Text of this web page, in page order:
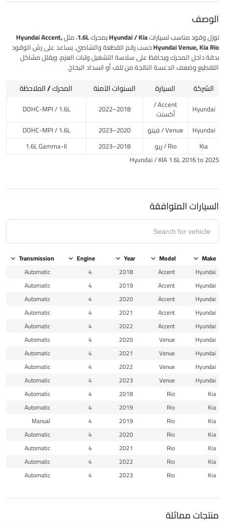
الوصف
نوزل وقودمناسب لسياراتHyundai / Kiaبمحرك1.6L، مثلHyundai Accent,
Hyundai Venue, Kia Rioحسب رقم القطعة والشاصي. يساعد على رش الوقود
بدقة داخل المحرك ويحافظ على سلاسة التشغيل وثبات العزم، ويقلل مشاكل
التقطيع وضعف الدعسة الناتجة من تلف أو انسداد البخاخ.
الشركة السيارة السنوات الآمنة المحرك / الملاحظة
Hyundai
Accent /
أكسنت 2018–2022
DOHC-MPI / 1.6L
Hyundai
Venue / فينو 2020–2023
DOHC-MPI / 1.6L
Kia
Rio / ريو 2018–2023
1.6L Gamma-II
Hyundai / KIA 1.6L 2016 to 2025
السيارات المتوافقة
Make
Model
Year
Engine
Transmission
Hyundai
Accent
2018
4
Automatic
Hyundai
Accent
2019
4
Automatic
Hyundai
Accent
2020
4
Automatic
Hyundai
Accent
2021
4
Automatic
Hyundai
Accent
2022
4
Automatic
Hyundai
Venue
2020
4
Automatic
Hyundai
Venue
2021
4
Automatic
Hyundai
Venue
2022
4
Automatic
Hyundai
Venue
2023
4
Automatic
Kia
Rio
2018
4
Automatic
Kia
Rio
2019
4
Automatic
Kia
Rio
2019
4
Manual
Kia
Rio
2020
4
Automatic
Kia
Rio
2021
4
Automatic
Kia
Rio
2022
4
Automatic
Kia
Rio
2023
4
Automatic
منتجات مماثلة